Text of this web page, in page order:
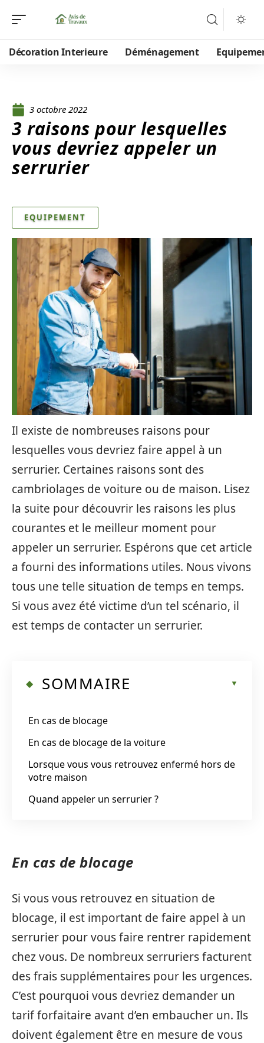
Décoration Interieure Déménagement
3 octobre 2022
3 raisons pour lesquelles
vous devriez appeler un
serrurier
EQUIPEMENT
Il existe de nombreuses raisons pour
lesquelles vous devriez faire appel à un
serrurier. Certaines raisons sont des
cambriolages de voiture ou de maison. Lisez
la suite pour découvrir les raisons les plus
courantes et le meilleur moment pour
appeler un serrurier. Espérons que cet article
a fourni des informations utiles. Nous vivons
tous une telle situation de temps en temps.
Si vous avez été victime d’un tel scénario, il
est temps de contacter un serrurier.
SOMMAIRE
En cas de blocage
En cas de blocage de la voiture
Lorsque vous vous retrouvez enfermé hors de
votre maison
Quand appeler un serrurier ?
En cas de blocage
Si vous vous retrouvez en situation de
blocage, il est important de faire appel à un
serrurier pour vous faire rentrer rapidement
chez vous. De nombreux serruriers facturent
des frais supplémentaires pour les urgences.
C’est pourquoi vous devriez demander un
tarif forfaitaire avant d’en embaucher un. Ils
doivent également être en mesure de vous